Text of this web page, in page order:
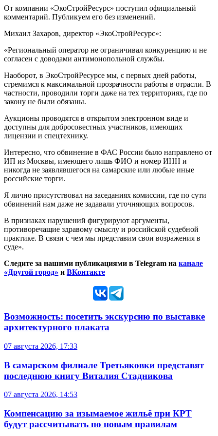
От компании «ЭкоСтройРесурс» поступил официальный
комментарий. Публикуем его без изменений.
Михаил Захаров, директор «ЭкоСтройРесурс»:
«Региональный оператор не ограничивал конкуренцию и не
согласен с доводами антимонопольной службы.
Наоборот, в ЭкоСтройРесурсе мы, с первых дней работы,
стремимся к максимальной прозрачности работы в отрасли. В
частности, проводили торги даже на тех территориях, где по
закону не были обязаны.
Аукционы проводятся в открытом электронном виде и
доступны для добросовестных участников, имеющих
лицензии и спецтехнику.
Интересно, что обвинение в ФАС России было направлено от
ИП из Москвы, имеющего лишь ФИО и номер ИНН и
никогда не заявлявшегося на самарские или любые иные
российские торги.
Я лично присутствовал на заседаниях комиссии, где по сути
обвинений нам даже не задавали уточняющих вопросов.
В признаках нарушений фигурируют аргументы,
противоречащие здравому смыслу и российской судебной
практике. В связи с чем мы представим свои возражения в
суде».
Следите за нашими публикациями в Telegram на канале
«Другой город» и ВКонтакте
Возможность: посетить экскурсию по выставке
архитектурного плаката
07 августа 2026, 17:33
В самарском филиале Третьяковки представят
последнюю книгу Виталия Стадникова
07 августа 2026, 14:53
Компенсацию за изымаемое жильё при КРТ
будут рассчитывать по новым правилам